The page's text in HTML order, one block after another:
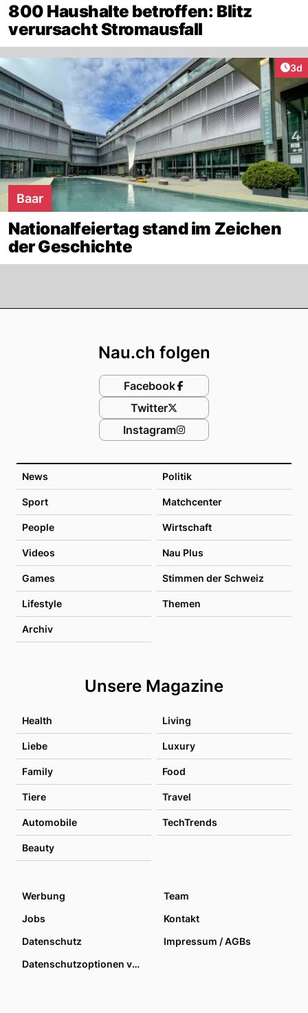
800 Haushalte betroffen: Blitz
verursacht Stromausfall
3d
Baar
Nationalfeiertag stand im Zeichen
der Geschichte
News Politik
Sport Matchcenter
People Wirtschaft
Videos Nau Plus
Games Stimmen der Schweiz
Lifestyle Themen
Archiv
Unsere Magazine
Health Living
Liebe Luxury
Family Food
Tiere Travel
Automobile TechTrends
Beauty
Nau.ch folgen
Facebook
Twitter
Instagram
Werbung
Team
Jobs
Kontakt
Datenschutz
Impressum / AGBs
Datenschutzoptionen verwalten